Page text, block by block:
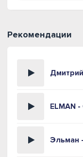
Рекомендации
ELMAN -
Эльман -